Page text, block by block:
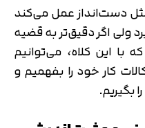
دست‌انداز عمل می‌کند
ولی اگر دقیق‌تر به قضیه
این کلاه، می‌توانیم
کار خود را بفهمیم و
بگیریم.